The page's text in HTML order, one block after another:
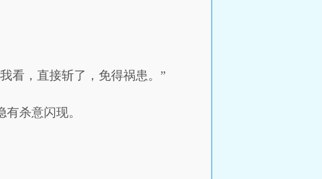
看，直接斩了，免得祸患。”
杀意闪现。